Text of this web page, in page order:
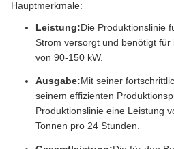
Hauptmerkmale:
Leistung:Die Produktionslinie
Strom versorgt und benötigt
von 90-150 kW.
Ausgabe:Mit seiner
seinem effizienten
Produktionslinie eine Leistung
Tonnen pro 24 Stunden.